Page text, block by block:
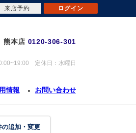
熊本店 0120-306-301
定休日：水曜日
情報 お問い合わせ
の追加・変更
来店予約 ログイン